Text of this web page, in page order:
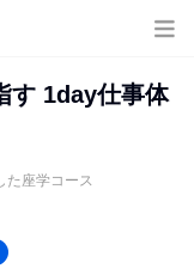
す 1day仕事体
た座学コース